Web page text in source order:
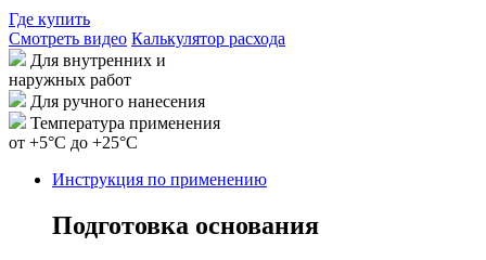
Где купить
Смотреть видео Калькулятор расхода
Для внутренних и
наружных работ
Для ручного нанесения
Температура применения
от +5°С до +25°С
Инструкция по применению
Подготовка основания